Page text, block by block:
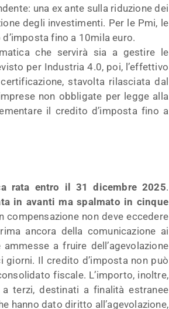
una ex ante sulla riduzione dei
degli investimenti. Per le Pmi, le
fino a 10mila euro.
che servirà sia a gestire le
per Industria 4.0, poi, l’effettivo
stavolta rilasciata dal
non obbligate per legge alla
il credito d’imposta fino a
rata entro il 31 dicembre 2025.
in avanti ma spalmato in cinque
compensazione non deve eccedere
ancora della comunicazione ai
a fruire dell’agevolazione
Il credito d’imposta non può
fiscale. L’importo, inoltre,
terzi, destinati a finalità estranee
hanno dato diritto all’agevolazione,